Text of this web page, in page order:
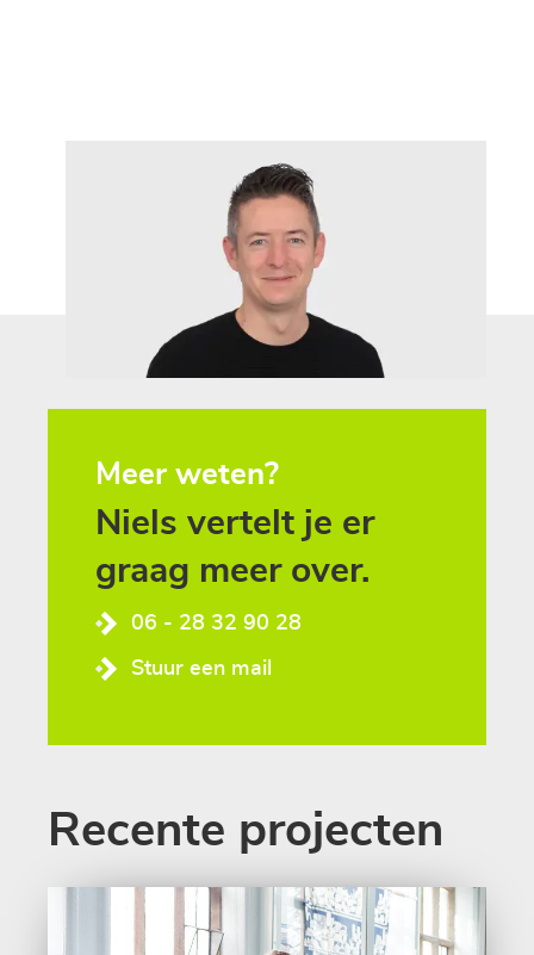
Meer weten?
Niels vertelt je er
graag meer over.
06 - 28 32 90 28
Stuur een mail
Recente projecten